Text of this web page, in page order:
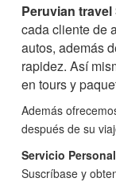
Peruvian travel
cada cliente de
autos, además
rapidez. Así
en tours y
Además
después de su
Servicio
Suscríbase y